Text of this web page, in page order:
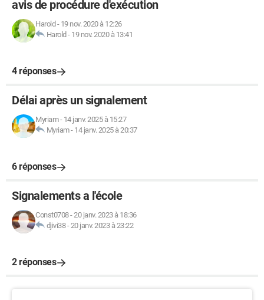
avis de procédure d'exécution
Harold - 19 nov. 2020 à 12:26
Harold - 19 nov. 2020 à 13:41
4 réponses
Délai après un signalement
Myriam- 14 janv. 2025 à 15:27
Myriam- 14 janv. 2025 à 20:37
6 réponses
Signalements a l'école
Const0708-20 janv. 2023 à 18:36
djivi38-20 janv. 2023 à 23:22
2 réponses